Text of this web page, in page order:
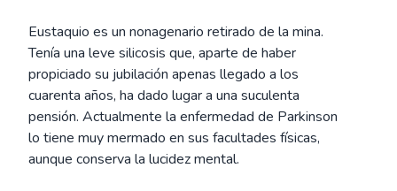
Eustaquio es un nonagenario retirado de la mina.
Tenía una leve silicosis que, aparte de haber
propiciado su jubilación apenas llegado a los
cuarenta años, ha dado lugar a una suculenta
pensión. Actualmente la enfermedad de Parkinson
lo tiene muy mermado en sus facultades físicas,
aunque conserva la lucidez mental.